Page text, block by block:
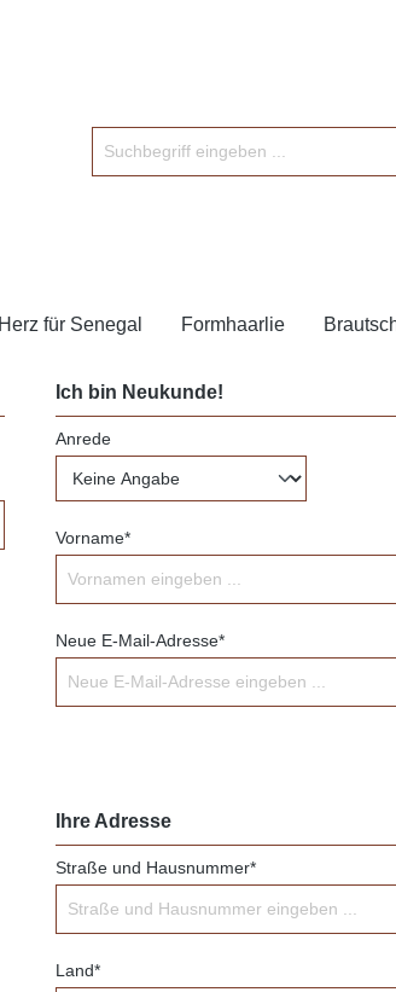
für Senegal Formhaarlie
Ich bin Neukunde!
Anrede
Vorname*
Neue E-Mail-Adresse*
Ihre Adresse
Straße und Hausnummer*
Land*